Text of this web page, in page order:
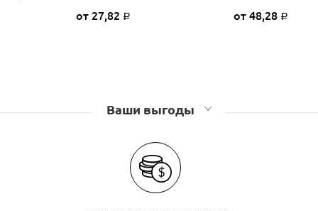
от 27,82 Р от 48,28 Р
Ваши выгоды